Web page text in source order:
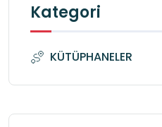
Kategori
KÜTÜPHANELER